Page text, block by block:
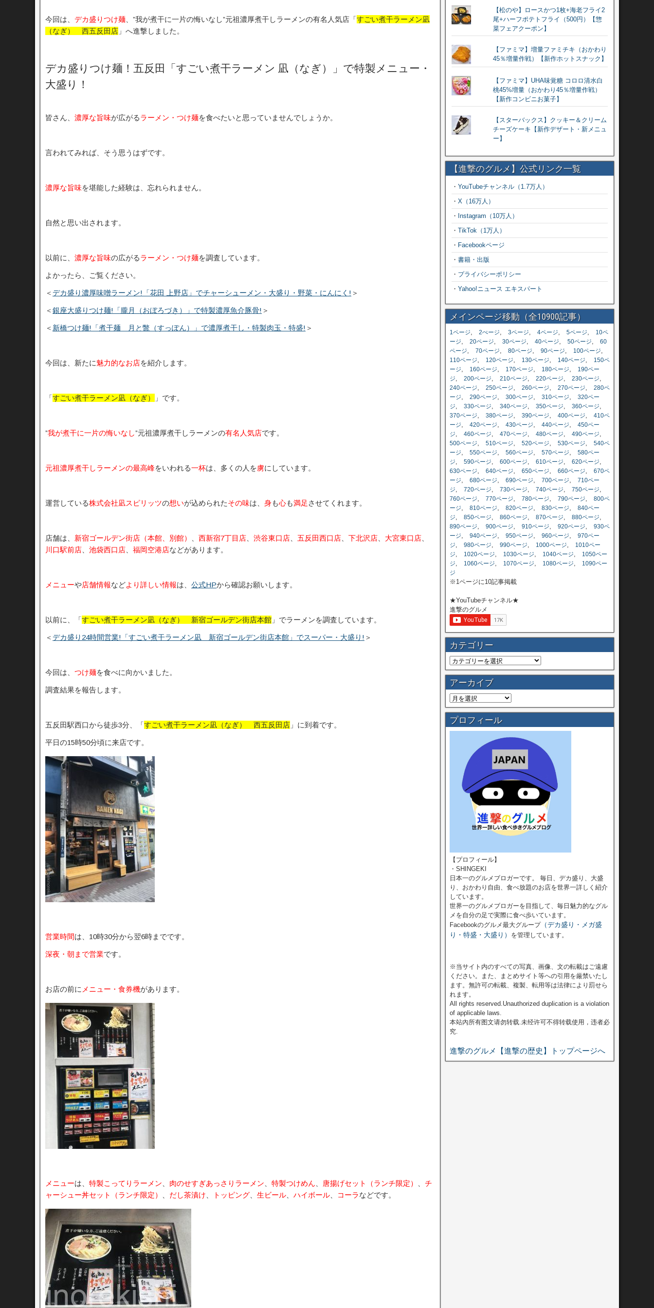
今回は、 デカ盛りつけ麺 、”我が煮干に一片の悔いなし”元祖濃厚煮干しラーメンの有名人気店「すごい煮干ラーメン凪
（なぎ） 西五反田店 」へ進撃しました。
デカ盛りつけ麺！五反田「すごい煮干ラーメン 凪（なぎ）」で特製メニュー・
大盛り！
皆さん、 濃厚な旨味が広がるラーメン・つけ麺を食べたいと思っていませんでしょうか。
言われてみれば、そう思うはずです。
濃厚な旨味を堪能した経験は、忘れられません。
自然と思い出されます。
以前に、 濃厚な旨味の広がるラーメン・つけ麺を調査しています。
よかったら、ご覧ください。
＜ デカ盛り濃厚味噌ラーメン!「花田 上野店」でチャーシューメン・大盛り・野菜・にんにく! ＞
＜銀座大盛りつけ麺!「朧月（おぼろづき）」で特製濃厚魚介豚骨! ＞
＜ 新橋つけ麺!「煮干麺 月と鼈（すっぽん）」で濃厚煮干し・特製肉玉・特盛! ＞
今回は、新たに魅力的なお店を紹介します。
「すごい煮干ラーメン凪（なぎ） 」です。
”我が煮干に一片の悔いなし”元祖濃厚煮干しラーメンの有名人気店です。
元祖濃厚煮干しラーメンの最高峰をいわれる一杯は、多くの人を虜にしています。
運営している株式会社凪スピリッツの想いが込められたその味は、 身 も心も満足 させてくれます。
店舗は、 新宿ゴールデン街店（本館、別館） 西新宿7丁目店 渋谷東口店 五反田西口店 下北沢店 大宮東口店
川口駅前店
池袋西口店 福岡空港店などがあります。
メニューや店舗情報などより詳しい情報は、 公式HPから確認お願いします。
以前に、「すごい煮干ラーメン凪（なぎ） 新宿ゴールデン街店本館 」でラーメンを調査しています。
＜ デカ盛り24時間営業!「すごい煮干ラーメン凪 新宿ゴールデン街店本館」でスーパー・大盛り! ＞
今回は、 つけ麺を食べに向かいました。
調査結果を報告します。
五反田駅西口から徒歩3分、「すごい煮干ラーメン凪（なぎ） 西五反田店 」に到着です。
平日の15時50分頃に来店です。
営業時間は、10時30分から翌6時までです。
深夜・朝まで営業です。
お店の前に メニュー・食券機があります。
メニューは、 特製こってりラーメン 肉のせすぎあっさりラーメン 特製つけめん 唐揚げセット（ランチ限定）
チ
ャーシュー丼セット（ランチ限定）
だし茶漬け トッピング 生ビール ハイボール コーラなどです。
【松のや】ロースかつ1枚+海老フライ2
尾+ハーフポテトフライ（500円）【惣
菜フェアクーポン】
【ファミマ】増量ファミチキ（おかわり
45％増量作戦）【新作ホットスナック】
【ファミマ】UHA味覚糖 コロロ清水白
桃45%増量（おかわり45％増量作戦）
【新作コンビニお菓子】
【スターバックス】クッキー＆クリーム
チーズケーキ【新作デザート・新メニュ
ー】
【進撃のグルメ】公式リンク一覧
・ YouTubeチャンネル（1.7万人）
・ X（16万人）
・ Instagram（10万人）
・ TikTok（1万人）
・ Facebookページ
・ 書籍・出版
・ プライバシーポリシー
・ Yahoo!ニュース エキスパート
メインページ移動（全10900記事）
1ページ, 2ぺージ, 3ページ, 4ページ, 5ページ,
10ペ
ージ, 20ページ, 30ページ, 40ページ, 50ページ, 60
ページ, 70ページ, 80ページ, 90ページ, 100ページ,
110ページ, 120ページ, 130ページ, 140ページ,
150ペ
ージ, 160ページ, 170ページ, 180ページ,
190ペー
ジ, 200ページ, 210ページ, 220ページ, 230ページ,
240ページ, 250ページ, 260ページ, 270ページ, 280ペ
ージ, 290ページ, 300ページ, 310ページ, 320ペー
ジ, 330ページ, 340ページ, 350ページ, 360ページ,
370ページ, 380ページ, 390ページ, 400ページ, 410ペ
ージ, 420ページ, 430ページ, 440ページ, 450ペー
ジ, 460ページ, 470ページ, 480ページ, 490ページ,
500ページ, 510ページ, 520ページ, 530ページ, 540ペ
ージ, 550ページ, 560ページ, 570ページ, 580ペー
ジ, 590ページ, 600ページ, 610ページ, 620ページ,
630ページ, 640ページ, 650ページ, 660ページ, 670ペ
ージ, 680ページ, 690ページ, 700ページ, 710ペー
ジ, 720ページ, 730ページ, 740ページ, 750ページ,
760ページ, 770ページ, 780ページ, 790ページ, 800ペ
ージ, 810ページ, 820ページ, 830ページ, 840ペー
ジ, 850ページ, 860ページ, 870ページ, 880ページ,
890ページ, 900ページ, 910ページ, 920ページ, 930ペ
ージ, 940ページ, 950ページ, 960ページ, 970ペー
ジ, 980ページ, 990ページ, 1000ページ,
1010ペー
ジ, 1020ページ, 1030ページ, 1040ページ,
1050ペー
ジ, 1060ページ, 1070ページ, 1080ページ,
1090ペー
ジ
※1ページに10記事掲載
★YouTubeチャンネル★
進撃のグルメ
カテゴリー
アーカイブ
プロフィール
【プロフィール】
・SHINGEKI
日本一のグルメブロガーです。 毎日、デカ盛り、大盛
り、おかわり自由、食べ放題のお店を世界一詳しく紹介
しています。
世界一のグルメブロガーを目指して、毎日魅力的なグル
メを自分の足で実際に食べ歩いています。
Facebookのグルメ最大グループ（デカ盛り・メガ盛
り・特盛・大盛り） を管理しています。
※当サイト内のすべての写真、画像、文の転載はご遠慮
ください。また、まとめサイト等への引用を厳禁いたし
ます。無許可の転載、複製、転用等は法律により罰せら
れます。
All rights reserved.Unauthorized duplication is a violation
of applicable laws.
本站內所有图文请勿转载.未经许可不得转载使用，违者必
究.
進撃のグルメ【進撃の歴史】トップページへ